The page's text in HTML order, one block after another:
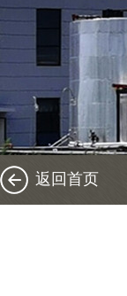
返回首页